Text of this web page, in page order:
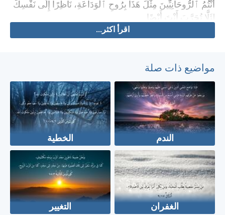
أَنْتُمُ ٱلرُّوحَانِيِّينَ مِثْلَ هَذَا بِرُوحِ ٱلْوَدَاعَةِ، نَاظِرًا إِلَى نَفْسِكَ
لِئَلَّا تُجَرَّبَ أَنْتَ أَيْضًا.
اقرأ اكثر...
مواضيع ذات صلة
الندم الخطية
الغفران التغيير